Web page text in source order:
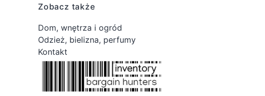
Zobacz także
Dom, wnętrza i ogród
Odzież, bielizna, perfumy
Kontakt